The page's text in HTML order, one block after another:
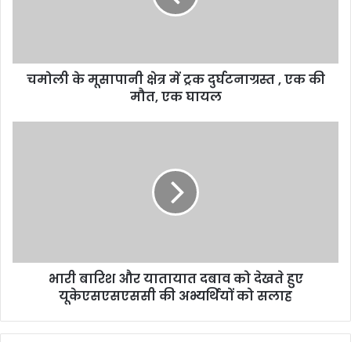
चमोली के मूसापानी क्षेत्र में ट्रक दुर्घटनाग्रस्त , एक की
मौत, एक घायल
भारी बारिश और यातायात दबाव को देखते हुए
यूकेएसएसएससी की अभ्यर्थियों को सलाह